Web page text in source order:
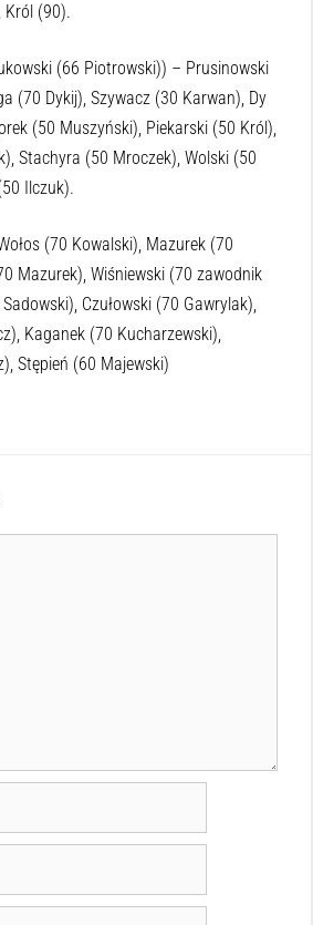
Król (90).
(66 Piotrowski)) – Prusinowski
(70 Dykij), Szywacz (30 Karwan), Dy
(50 Muszyński), Piekarski (50 Król),
Stachyra (50 Mroczek), Wolski (50
Ilczuk).
(70 Kowalski), Mazurek (70
Mazurek), Wiśniewski (70 zawodnik
Czułowski (70 Gawrylak),
Kaganek (70 Kucharzewski),
Stępień (60 Majewski)